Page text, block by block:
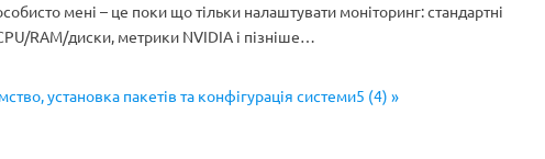
мені – це поки що тільки налаштувати моніторинг: стандартні
RAM/диски, метрики NVIDIA і пізніше…
установка пакетів та конфігурація системи5 (4) »